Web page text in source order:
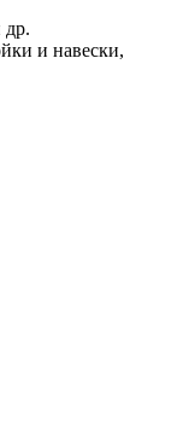
и навески,